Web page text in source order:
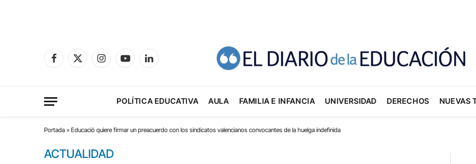
Facebook
X
InstagramYouTubeLinkedIn
POLÍTICA EDUCATIVA AULA FAMILIA E INFANCIA UNIVERSIDAD DERECHOS NUEVAS
Portada » Educació quiere firmar un preacuerdo con los sindicatos valencianos convocantes de la huelga indefinida
ACTUALIDAD